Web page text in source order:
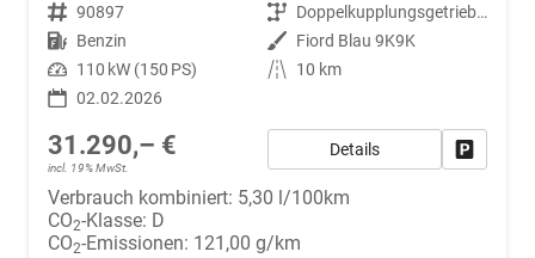
Fahrzeugnr. 90897 Getriebe
Doppelkupplungsgetriebe (DSG)
Kraftstoff Benzin Außenfarbe Fiord Blau 9K9K
Leistung 110 kW (150 PS) Kilometerstand
10 km
02.02.2026
31.290,– €
incl. 19% MwSt.
Details
Verbrauch kombiniert: 5,30 l/100km
CO2-Klasse: D
CO2-Emissionen: 121,00 g/km